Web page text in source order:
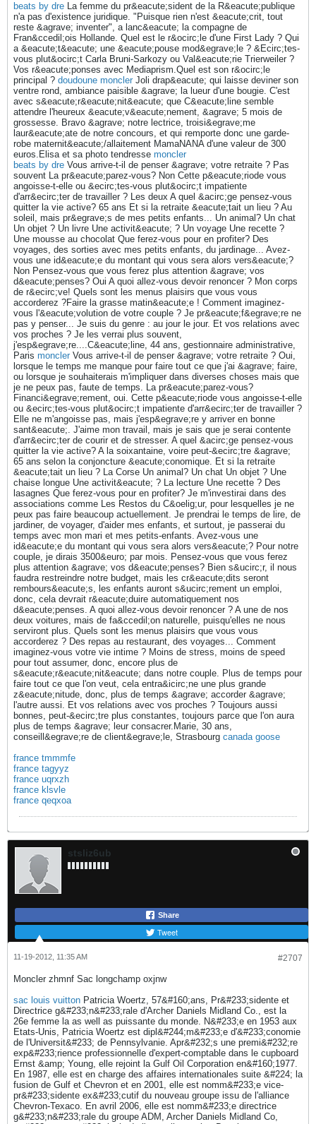
beats by dre La femme du pr&eacute;sident de la R&eacute;publique
n'a pas d'existence juridique. "Puisque rien n'est &eacute;crit, tout
reste &agrave; inventer", a lanc&eacute; la compagne de
Fran&ccedil;ois Hollande. Quel est le r&ocirc;le d'une First Lady ? Qui
a &eacute;t&eacute; une &eacute;pouse mod&egrave;le ? &Ecirc;tes-
vous plut&ocirc;t Carla Bruni-Sarkozy ou Val&eacute;rie Trierweiler ?
Vos r&eacute;ponses avec Mediaprism.Quel est son r&ocirc;le
principal ? doudoune moncler Joli drap&eacute; qui laisse deviner son
ventre rond, ambiance paisible &agrave; la lueur d'une bougie. C'est
avec s&eacute;r&eacute;nit&eacute; que C&eacute;line semble
attendre l'heureux &eacute;v&eacute;nement, &agrave; 5 mois de
grossesse. Bravo &agrave; notre lectrice, troisi&egrave;me
laur&eacute;ate de notre concours, et qui remporte donc une garde-
robe maternit&eacute;/allaitement MamaNANA d'une valeur de 300
euros.Elisa et sa photo tendresse moncler
beats by dre Vous arrive-t-il de penser &agrave; votre retraite ? Pas
souvent La pr&eacute;parez-vous? Non Cette p&eacute;riode vous
angoisse-t-elle ou &ecirc;tes-vous plut&ocirc;t impatiente
d'arr&ecirc;ter de travailler ? Les deux A quel &acirc;ge pensez-vous
quitter la vie active? 65 ans Et si la retraite &eacute;tait un lieu ? Au
soleil, mais pr&egrave;s de mes petits enfants... Un animal? Un chat
Un objet ? Un livre Une activit&eacute; ? Un voyage Une recette ?
Une mousse au chocolat Que ferez-vous pour en profiter? Des
voyages, des sorties avec mes petits enfants, du jardinage... Avez-
vous une id&eacute;e du montant qui vous sera alors vers&eacute;?
Non Pensez-vous que vous ferez plus attention &agrave; vos
d&eacute;penses? Oui A quoi allez-vous devoir renoncer ? Mon corps
de r&ecirc;ve! Quels sont les menus plaisirs que vous vous
accorderez ?Faire la grasse matin&eacute;e ! Comment imaginez-
vous l'&eacute;volution de votre couple ? Je pr&eacute;f&egrave;re ne
pas y penser... Je suis du genre : au jour le jour. Et vos relations avec
vos proches ? Je les verrai plus souvent,
j'esp&egrave;re....C&eacute;line, 44 ans, gestionnaire administrative,
Paris moncler Vous arrive-t-il de penser &agrave; votre retraite ? Oui,
lorsque le temps me manque pour faire tout ce que j'ai &agrave; faire,
ou lorsque je souhaiterais m'impliquer dans diverses choses mais que
je ne peux pas, faute de temps. La pr&eacute;parez-vous?
Financi&egrave;rement, oui. Cette p&eacute;riode vous angoisse-t-elle
ou &ecirc;tes-vous plut&ocirc;t impatiente d'arr&ecirc;ter de travailler ?
Elle ne m'angoisse pas, mais j'esp&egrave;re y arriver en bonne
sant&eacute;. J'aime mon travail, mais je sais que je serai contente
d'arr&ecirc;ter de courir et de stresser. A quel &acirc;ge pensez-vous
quitter la vie active? A la soixantaine, voire peut-&ecirc;tre &agrave;
65 ans selon la conjoncture &eacute;conomique. Et si la retraite
&eacute;tait un lieu ? La Corse Un animal? Un chat Un objet ? Une
chaise longue Une activit&eacute; ? La lecture Une recette ? Des
lasagnes Que ferez-vous pour en profiter? Je m'investirai dans des
associations comme Les Restos du C&oelig;ur, pour lesquelles je ne
peux pas faire beaucoup actuellement. Je prendrai le temps de lire, de
jardiner, de voyager, d'aider mes enfants, et surtout, je passerai du
temps avec mon mari et mes petits-enfants. Avez-vous une
id&eacute;e du montant qui vous sera alors vers&eacute;? Pour notre
couple, je dirais 3500&euro; par mois. Pensez-vous que vous ferez
plus attention &agrave; vos d&eacute;penses? Bien s&ucirc;r, il nous
faudra restreindre notre budget, mais les cr&eacute;dits seront
rembours&eacute;s, les enfants auront s&ucirc;rement un emploi,
donc, cela devrait r&eacute;duire automatiquement nos
d&eacute;penses. A quoi allez-vous devoir renoncer ? A une de nos
deux voitures, mais de fa&ccedil;on naturelle, puisqu'elles ne nous
serviront plus. Quels sont les menus plaisirs que vous vous
accorderez ? Des repas au restaurant, des voyages... Comment
imaginez-vous votre vie intime ? Moins de stress, moins de speed
pour tout assumer, donc, encore plus de
s&eacute;r&eacute;nit&eacute; dans notre couple. Plus de temps pour
faire tout ce que l'on veut, cela entra&icirc;ne une plus grande
z&eacute;nitude, donc, plus de temps &agrave; accorder &agrave;
l'autre aussi. Et vos relations avec vos proches ? Toujours aussi
bonnes, peut-&ecirc;tre plus constantes, toujours parce que l'on aura
plus de temps &agrave; leur consacrer.Marie, 30 ans,
conseill&egrave;re de client&egrave;le, Strasbourg canada goose
france tmmmfe
france tagyyz
france uqrxzh
france klsvle
france qeqxoa
stsliz6ub
Share
Tweet
#2707
11-19-2012, 11:35 AM
Moncler zhmnf Sac longchamp oxjnw
sac louis vuitton Patricia Woertz, 57&#160;ans, Pr&#233;sidente et
Directrice g&#233;n&#233;rale d'Archer Daniels Midland Co., est la
26e femme la as well as puissante du monde. N&#233;e en 1953 aux
Etats-Unis, Patricia Woertz est dipl&#244;m&#233;e d'&#233;conomie
de l'Universit&#233; de Pennsylvanie. Apr&#232;s une premi&#232;re
exp&#233;rience professionnelle d'expert-comptable dans le cupboard
Ernst &amp; Young, elle rejoint la Gulf Oil Corporation en&#160;1977.
En 1987, elle est en charge des affaires internationales suite &#224; la
fusion de Gulf et Chevron et en 2001, elle est nomm&#233;e vice-
pr&#233;sidente ex&#233;cutif du nouveau groupe issu de l'alliance
Chevron-Texaco. En avril 2006, elle est nomm&#233;e directrice
g&#233;n&#233;rale du groupe ADM, Archer Daniels Midland Co,